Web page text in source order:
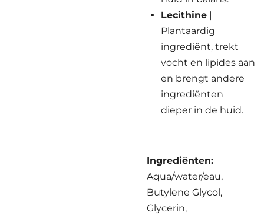
Lecithine |
Plantaardig
ingrediënt, trekt
vocht en lipides aan
en brengt andere
ingrediënten
dieper in de huid.
Ingrediënten:
Aqua/water/eau,
Butylene Glycol,
Glycerin,